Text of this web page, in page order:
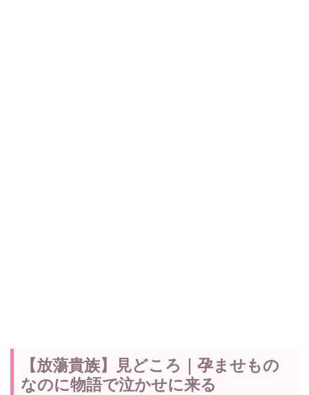
【放蕩貴族】見どころ｜孕ませもの
なのに物語で泣かせに来る